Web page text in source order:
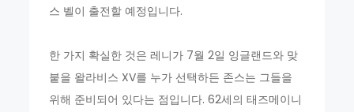
스 벨이 출전할 예정입니다.
한 가지 확실한 것은 레니가 7월 2일 잉글랜드와 맞
붙을 왈라비스 XV를 누가 선택하든 존스는 그들을
위해 준비되어 있다는 점입니다. 62세의 태즈메이니